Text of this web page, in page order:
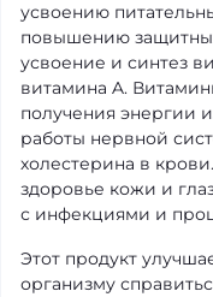
усвоению
повышению
усвоение и синтез
витамина A.
получения энергии
работы нервной
холестерина в
здоровье кожи и
с инфекциями и
Этот продукт
организму